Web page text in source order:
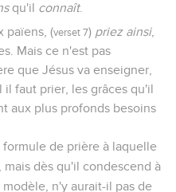
qu'il connaît.
païens, (verset 7) priez ainsi,
Mais ce n'est pas
que Jésus va enseigner,
faut prier, les grâces qu'il
aux plus profonds besoins
de prière à laquelle
dès qu'il condescend à
n'y aurait-il pas de